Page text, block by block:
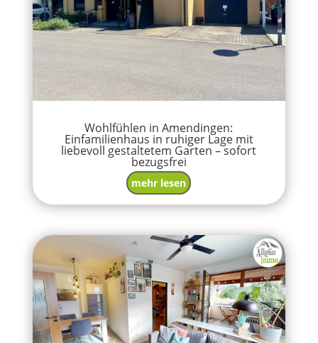
Wohlfühlen in Amendingen:
Einfamilienhaus in ruhiger Lage mit
liebevoll gestaltetem Garten – sofort
bezugsfrei
mehr lesen